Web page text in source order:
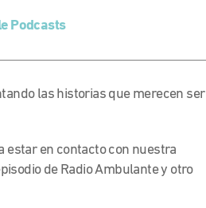
Podcasts
las historias que merecen ser
estar en contacto con nuestra
de Radio Ambulante y otro